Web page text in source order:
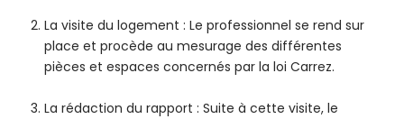
La visite du logement : Le professionnel se rend sur
place et procède au mesurage des différentes
pièces et espaces concernés par la loi Carrez.
La rédaction du rapport : Suite à cette visite, le